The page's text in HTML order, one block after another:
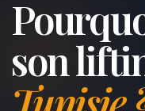
son